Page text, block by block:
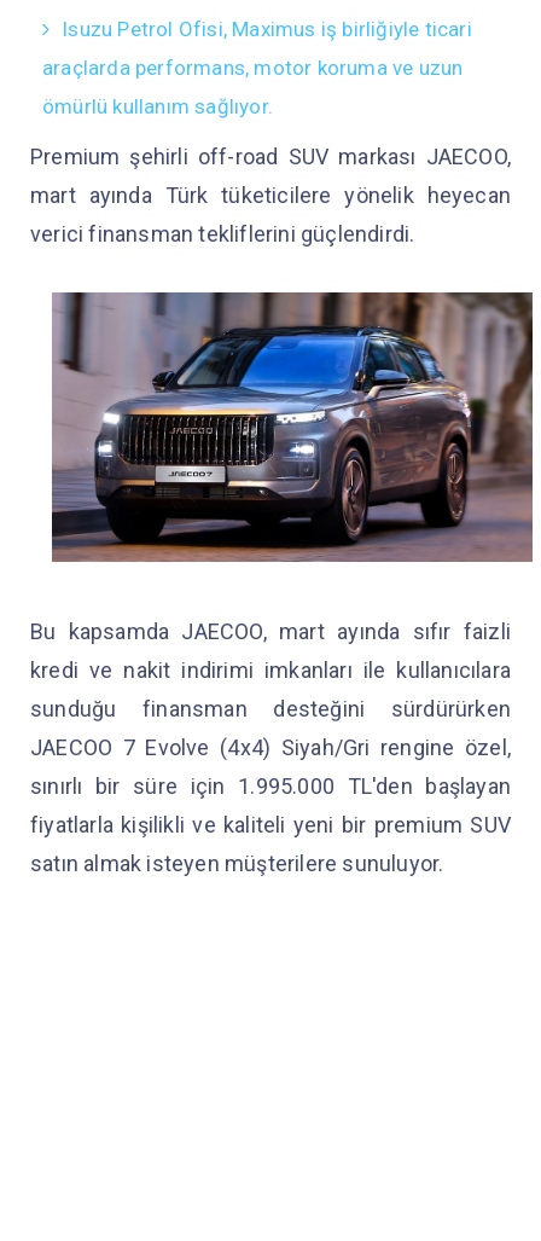
Isuzu Petrol Ofisi, Maximus iş birliğiyle ticari
araçlarda performans, motor koruma ve uzun
ömürlü kullanım sağlıyor.
Premium şehirli off-road SUV markası JAECOO,
mart ayında Türk tüketicilere yönelik heyecan
verici finansman tekliflerini güçlendirdi.
Bu kapsamda JAECOO, mart ayında sıfır faizli
kredi ve nakit indirimi imkanları ile kullanıcılara
sunduğu finansman desteğini sürdürürken
JAECOO 7 Evolve (4x4) Siyah/Gri rengine özel,
sınırlı bir süre için 1.995.000 TL'den başlayan
fiyatlarla kişilikli ve kaliteli yeni bir premium SUV
satın almak isteyen müşterilere sunuluyor.